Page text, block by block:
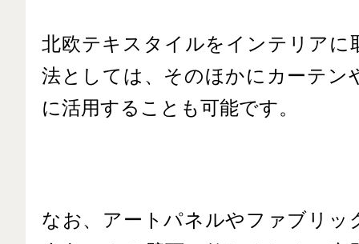
北欧テキスタイルをインテリアに
法としては、そのほかにカーテン
に活用することも可能です。
なお、アートパネルやファブリッ